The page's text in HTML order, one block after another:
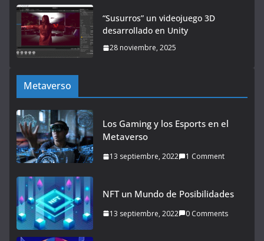
“Susurros” un videojuego 3D
desarrollado en Unity
28 noviembre, 2025
Metaverso
Los Gaming y los Esports en el
Metaverso
13 septiembre, 2022 1 Comment
NFT un Mundo de Posibilidades
13 septiembre, 2022 0 Comments